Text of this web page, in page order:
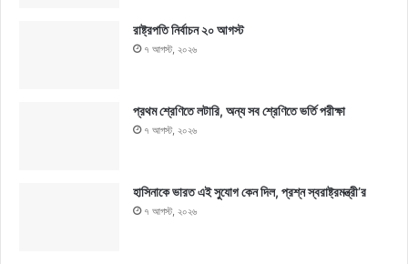
রাষ্ট্রপতি নির্বাচন ২০ আগস্ট
৭ আগস্ট, ২০২৬
প্রথম শ্রেণিতে লটারি, অন্য সব শ্রেণিতে ভর্তি পরীক্ষা
৭ আগস্ট, ২০২৬
হাসিনাকে ভারত এই সুযোগ কেন দিল, প্রশ্ন স্বরাষ্ট্রমন্ত্রী’র
৭ আগস্ট, ২০২৬